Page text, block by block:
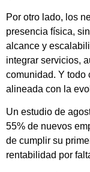
Por otro lado, los
presencia física,
alcance y
integrar servicios,
comunidad. Y todo
alineada con la
Un estudio de
55% de nuevos
de cumplir su
rentabilidad por